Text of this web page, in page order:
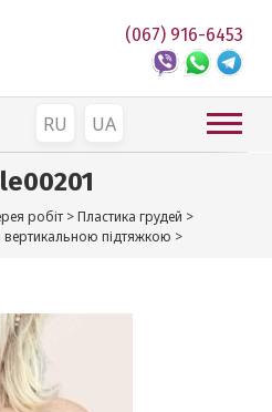
RU UA
(067) 916-6453
робіт >Пластика грудей >
вертикальною підтяжкою >